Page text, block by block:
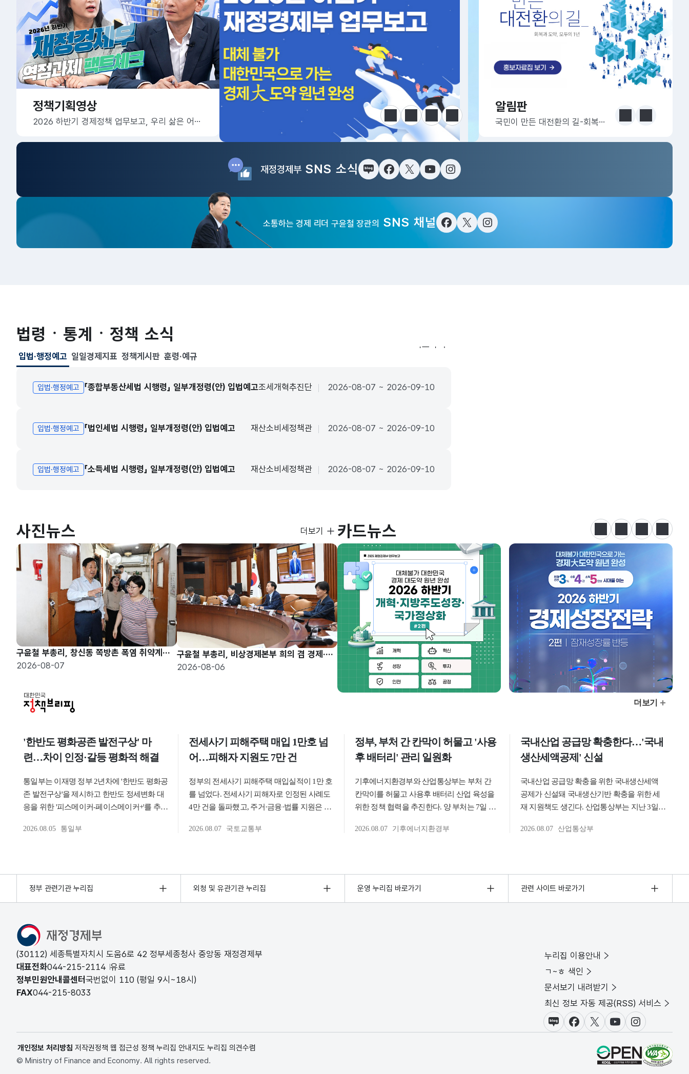
정책기획영상
2026 하반기 경제정책 업무보고, 우리 삶은 어떻게 달라질까요? 정지 이전 다음 한눈에 보는 정책 더보기
알림판
전국민 공급망 애로 핫라인 개설
알림판
국민이 만든 대전환의 길-회복과 도약, 모두의 1년 이전 다음
재정경제부 SNS 소식 블로그페이스북트위터(X)
유튜브인스타그램
소통하는 경제 리더 구윤철 장관의 SNS 채널 페이스북트위터(X)인스타그램
법령ㆍ통계ㆍ정책 소식
입법·행정예고
선택됨
입법·행정예고
입법·행정예고 「종합부동산세법 시행령」 일부개정령(안) 입법예고조세개혁추진단 2026-08-07 ~ 2026-09-10
입법·행정예고 「법인세법 시행령」 일부개정령(안) 입법예고 재산소비세정책관 2026-08-07 ~ 2026-09-10
입법·행정예고 「소득세법 시행령」 일부개정령(안) 입법예고 재산소비세정책관 2026-08-07 ~ 2026-09-10
더보기
일일경제지표 정책게시판 훈령·예규
사진뉴스
구윤철 부총리, 창신동 쪽방촌 폭염 취약계층 현장방문
2026-08-07
구윤철 부총리, 비상경제본부 희의 겸 경제·구조혁신 관계장관회의 주재
2026-08-06
사진뉴스
더보기 카드뉴스 정지 이전 다음 카드뉴
정부 관련기관 누리집 외청 및 유관기관 누리집 운영 누리집 바로가기 관련 사이트 바로가기
(30112) 세종특별자치시 도움6로 42 정부세종청사 중앙동 재정경제부
대표전화044-215-2114 유료
정부민원안내콜센터 국번없이 110 (평일 9시~18시)
FAX044-215-8033
누리집 이용안내
ㄱ~ㅎ 색인
문서보기 내려받기
최신 정보 자동 제공(RSS) 서비스
블로그페이스북X(트위터)
유튜브인스타그램
개인정보 처리방침 저작권정책 웹 접근성 정책 누리집 안내지도 누리집 의견수렴
© Ministry of Finance and Economy. All rights reserved.